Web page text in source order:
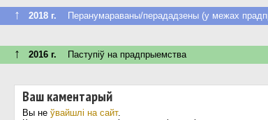
↑ 2018 г. Перанумараваны/перададзены (у межах
↑ 2016 г. Паступiў на прадпрыемства
Ваш каментарый
Вы не ўвайшлі на сайт.